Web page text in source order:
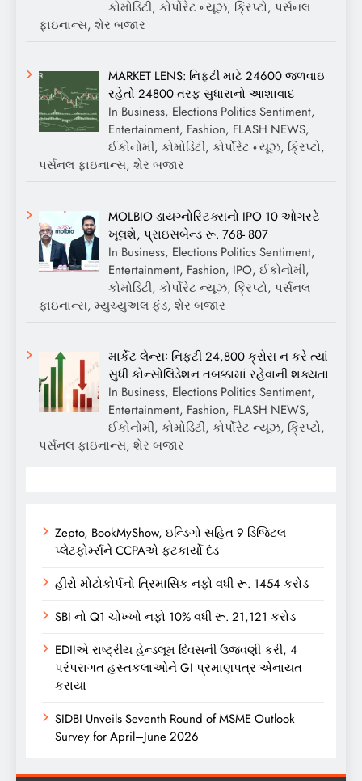
કોમોડિટી, કોર્પોરેટ ન્યૂઝ, ક્રિપ્ટો, પર્સનલ
ફાઇનાન્સ, શેર બજાર
MARKET LENS: નિફ્ટી માટે 24600 જળવાઇ
રહેતો 24800 તરફ સુધારાનો આશાવાદ
In Business, Elections Politics Sentiment,
Entertainment, Fashion, FLASH NEWS,
ઈકોનોમી, કોમોડિટી, કોર્પોરેટ ન્યૂઝ, ક્રિપ્ટો,
પર્સનલ ફાઇનાન્સ, શેર બજાર
MOLBIO ડાયગ્નોસ્ટિક્સનો IPO 10 ઓગસ્ટે
ખૂલશે, પ્રાઇસબેન્ડ રૂ. 768- 807
In Business, Elections Politics Sentiment,
Entertainment, Fashion, IPO, ઈકોનોમી,
કોમોડિટી, કોર્પોરેટ ન્યૂઝ, ક્રિપ્ટો, પર્સનલ
ફાઇનાન્સ, મ્યુચ્યુઅલ ફંડ, શેર બજાર
માર્કેટ લેન્સઃ નિફ્ટી 24,800 ક્રોસ ન કરે ત્યાં
સુધી કોન્સોલિડેશન તબક્કામાં રહેવાની શક્યતા
In Business, Elections Politics Sentiment,
Entertainment, Fashion, FLASH NEWS,
ઈકોનોમી, કોમોડિટી, કોર્પોરેટ ન્યૂઝ, ક્રિપ્ટો,
પર્સનલ ફાઇનાન્સ, શેર બજાર
Zepto, BookMyShow, ઇન્ડિગો સહિત 9 ડિજિટલ
પ્લેટફોર્મ્સને CCPAએ ફટકાર્યો દંડ
હીરો મોટોકોર્પનો ત્રિમાસિક નફો વધી રૂ. 1454 કરોડ
SBI નો Q1 ચોખ્ખો નફો 10% વધી રૂ. 21,121 કરોડ
EDIIએ રાષ્ટ્રીય હેન્ડલૂમ દિવસની ઉજવણી કરી, 4
પરંપરાગત હસ્તકલાઓને GI પ્રમાણપત્ર એનાયત
કરાયા
SIDBI Unveils Seventh Round of MSME Outlook
Survey for April–June 2026